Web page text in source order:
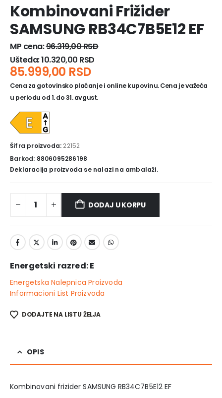
Kombinovani Frižider
SAMSUNG RB34C7B5E12 EF
MP cena:96.319,00RSD
Ušteda:10.320,00 RSD
85.999,00 RSD
Cena za gotovinsko plaćanje i online kupovinu. Cena je važeća
u periodu od 1. do 31. avgust.
Šifra proizvoda: 22152
Barkod: 8806095286198
Deklaracija proizvoda se nalazi na ambalaži.
DODAJ U KORPU
Energetski razred: E
Energetska Nalepnica Proizvoda
Informacioni List Proizvoda
DODAJTE NA LISTU ŽELJA
OPIS
Kombinovani frizider SAMSUNG RB34C7B5E12 EF